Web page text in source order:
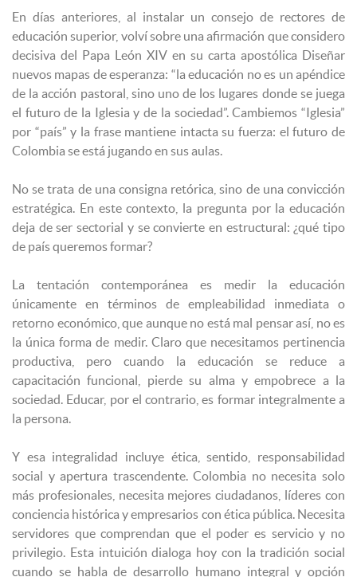
En días anteriores, al instalar un consejo de rectores de
educación superior, volví sobre una afirmación que considero
decisiva del Papa León XIV en su carta apostólica Diseñar
nuevos mapas de esperanza: “la educación no es un apéndice
de la acción pastoral, sino uno de los lugares donde se juega
el futuro de la Iglesia y de la sociedad”. Cambiemos “Iglesia”
por “país” y la frase mantiene intacta su fuerza: el futuro de
Colombia se está jugando en sus aulas.
No se trata de una consigna retórica, sino de una convicción
estratégica. En este contexto, la pregunta por la educación
deja de ser sectorial y se convierte en estructural: ¿qué tipo
de país queremos formar?
La tentación contemporánea es medir la educación
únicamente en términos de empleabilidad inmediata o
retorno económico, que aunque no está mal pensar así, no es
la única forma de medir. Claro que necesitamos pertinencia
productiva, pero cuando la educación se reduce a
capacitación funcional, pierde su alma y empobrece a la
sociedad. Educar, por el contrario, es formar integralmente a
la persona.
Y esa integralidad incluye ética, sentido, responsabilidad
social y apertura trascendente. Colombia no necesita solo
más profesionales, necesita mejores ciudadanos, líderes con
conciencia histórica y empresarios con ética pública. Necesita
servidores que comprendan que el poder es servicio y no
privilegio. Esta intuición dialoga hoy con la tradición social
cuando se habla de desarrollo humano integral y opción